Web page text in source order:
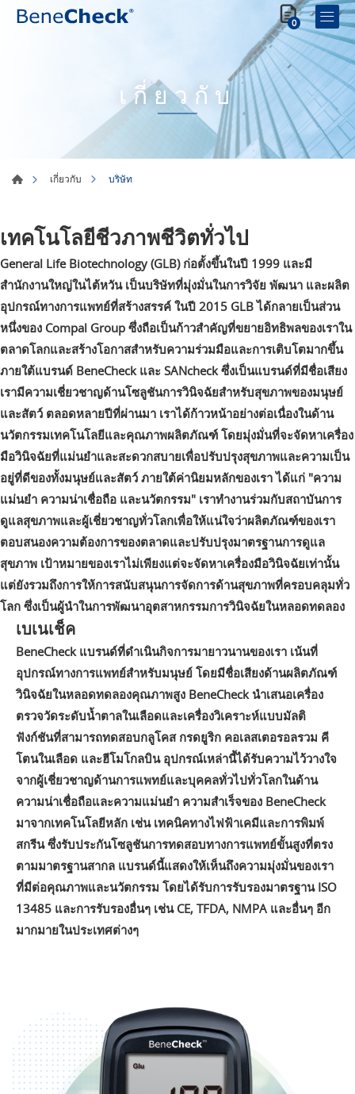
0
เกี่ยวกับ
เกี่ยวกับ บริษัท
เทคโนโลยีชีวภาพชีวิตทั่วไป
General Life Biotechnology (GLB) ก่อตั้งขึ้นในปี 1999 และมี
สำนักงานใหญ่ในไต้หวัน เป็นบริษัทที่มุ่งมั่นในการวิจัย พัฒนา และผลิต
อุปกรณ์ทางการแพทย์ที่สร้างสรรค์ ในปี 2015 GLB ได้กลายเป็นส่วน
หนึ่งของ Compal Group ซึ่งถือเป็นก้าวสำคัญที่ขยายอิทธิพลของเราใน
ตลาดโลกและสร้างโอกาสสำหรับความร่วมมือและการเติบโตมากขึ้น
ภายใต้แบรนด์ BeneCheck และ SANcheck ซึ่งเป็นแบรนด์ที่มีชื่อเสียง
เรามีความเชี่ยวชาญด้านโซลูชันการวินิจฉัยสำหรับสุขภาพของมนุษย์
และสัตว์ ตลอดหลายปีที่ผ่านมา เราได้ก้าวหน้าอย่างต่อเนื่องในด้าน
นวัตกรรมเทคโนโลยีและคุณภาพผลิตภัณฑ์ โดยมุ่งมั่นที่จะจัดหาเครื่อง
มือวินิจฉัยที่แม่นยำและสะดวกสบายเพื่อปรับปรุงสุขภาพและความเป็น
อยู่ที่ดีของทั้งมนุษย์และสัตว์ ภายใต้ค่านิยมหลักของเรา ได้แก่ "ความ
แม่นยำ ความน่าเชื่อถือ และนวัตกรรม" เราทำงานร่วมกับสถาบันการ
ดูแลสุขภาพและผู้เชี่ยวชาญทั่วโลกเพื่อให้แน่ใจว่าผลิตภัณฑ์ของเรา
ตอบสนองความต้องการของตลาดและปรับปรุงมาตรฐานการดูแล
สุขภาพ เป้าหมายของเราไม่เพียงแต่จะจัดหาเครื่องมือวินิจฉัยเท่านั้น
แต่ยังรวมถึงการให้การสนับสนุนการจัดการด้านสุขภาพที่ครอบคลุมทั่ว
โลก ซึ่งเป็นผู้นำในการพัฒนาอุตสาหกรรมการวินิจฉัยในหลอดทดลอง
เบเนเช็ค
BeneCheck แบรนด์ที่ดำเนินกิจการมายาวนานของเรา เน้นที่
อุปกรณ์ทางการแพทย์สำหรับมนุษย์ โดยมีชื่อเสียงด้านผลิตภัณฑ์
วินิจฉัยในหลอดทดลองคุณภาพสูง BeneCheck นำเสนอเครื่อง
ตรวจวัดระดับน้ำตาลในเลือดและเครื่องวิเคราะห์แบบมัลติ
ฟังก์ชันที่สามารถทดสอบกลูโคส กรดยูริก คอเลสเตอรอลรวม คี
โตนในเลือด และฮีโมโกลบิน อุปกรณ์เหล่านี้ได้รับความไว้วางใจ
จากผู้เชี่ยวชาญด้านการแพทย์และบุคคลทั่วไปทั่วโลกในด้าน
ความน่าเชื่อถือและความแม่นยำ ความสำเร็จของ BeneCheck
มาจากเทคโนโลยีหลัก เช่น เทคนิคทางไฟฟ้าเคมีและการพิมพ์
สกรีน ซึ่งรับประกันโซลูชันการทดสอบทางการแพทย์ขั้นสูงที่ตรง
ตามมาตรฐานสากล แบรนด์นี้แสดงให้เห็นถึงความมุ่งมั่นของเรา
ที่มีต่อคุณภาพและนวัตกรรม โดยได้รับการรับรองมาตรฐาน ISO
13485 และการรับรองอื่นๆ เช่น CE, TFDA, NMPA และอื่นๆ อีก
มากมายในประเทศต่างๆ